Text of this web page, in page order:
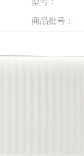
商品批号：